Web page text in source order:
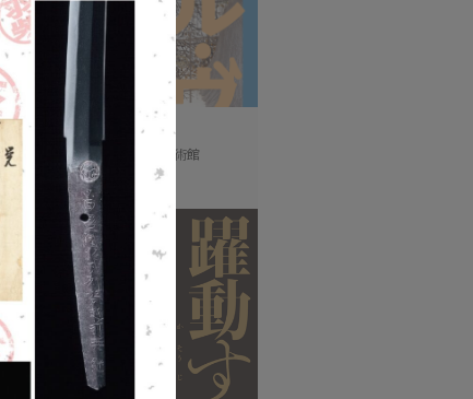
カール・ヴァルザー
9月27日(日) / 大阪中之島美術館